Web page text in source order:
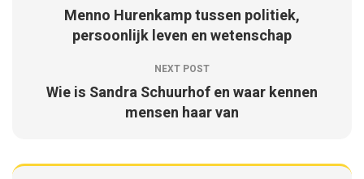
Menno Hurenkamp tussen politiek,
persoonlijk leven en wetenschap
NEXT POST
Wie is Sandra Schuurhof en waar kennen
mensen haar van